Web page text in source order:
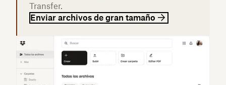
Transfer.
Enviar archivos de gran tamaño